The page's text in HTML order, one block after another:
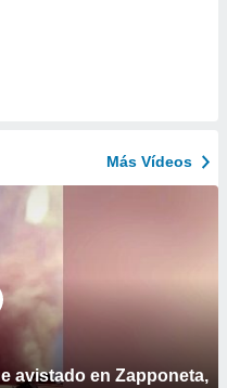
Más Vídeos
avistado en Zapponeta,